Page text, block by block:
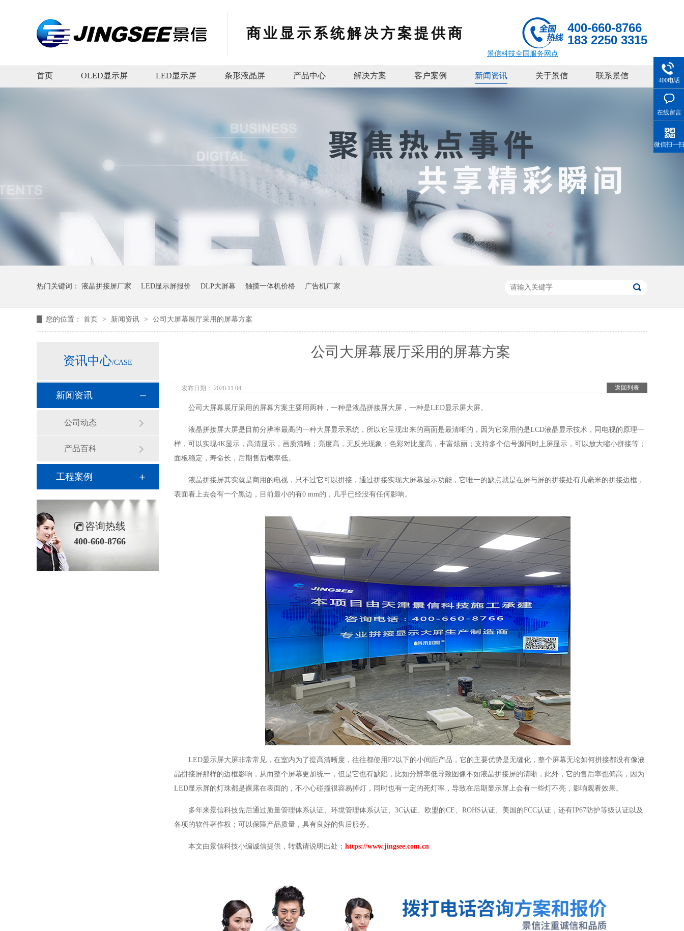
商业显示系统解决方案提供商
400-660-8766
183 2250 3315
景信科技全国服务网点
首页 OLED显示屏 LED显示屏 条形液晶屏 产品中心 解决方案 客户案例 新闻资讯 关于景信 联系景信
热门关键词： 液晶拼接屏厂家 LED显示屏报价 DLP大屏幕 触摸一体机价格 广告机厂家
您的位置： 首页 > 新闻资讯 > 公司大屏幕展厅采用的屏幕方案
公司大屏幕展厅采用的屏幕方案
返回列表
发布日期： 2020.11.04
公司大屏幕展厅采用的屏幕方案主要用两种，一种是液晶拼接屏大屏，一种是LED显示屏大屏。
液晶拼接屏大屏是目前分辨率最高的一种大屏显示系统，所以它呈现出来的画面是最清晰的，因为它采用的是LCD液晶显示技术，同电视的原理一
样，可以实现4K显示，高清显示，画质清晰；亮度高，无反光现象；色彩对比度高，丰富炫丽；支持多个信号源同时上屏显示，可以放大缩小拼接等；
面板稳定，寿命长，后期售后概率低。
液晶拼接屏其实就是商用的电视，只不过它可以拼接，通过拼接实现大屏幕显示功能，它唯一的缺点就是在屏与屏的拼接处有几毫米的拼接边框，
表面看上去会有一个黑边，目前最小的有0 mm的，几乎已经没有任何影响。
LED显示屏大屏非常常见，在室内为了提高清晰度，往往都使用P2以下的小间距产品，它的主要优势是无缝化，整个屏幕无论如何拼接都没有像液
晶拼接屏那样的边框影响，从而整个屏幕更加统一，但是它也有缺陷，比如分辨率低导致图像不如液晶拼接屏的清晰，此外，它的售后率也偏高，因为
LED显示屏的灯珠都是裸露在表面的，不小心碰撞很容易掉灯，同时也有一定的死灯率，导致在后期显示屏上会有一些灯不亮，影响观看效果。
多年来景信科技先后通过质量管理体系认证、环境管理体系认证、 3C认证、欧盟的CE、 ROHS认证、美国的FCC认证，还有IP67防护等级认证以及
各项的软件著作权；可以保障产品质量，具有良好的售后服务。
本文由景信科技小编诚信提供，转载请说明出处： https://www.jingsee.com.cn
资讯中心/CASE
新闻资讯
公司动态
产品百科
工程案例
咨询热线
400-660-8766
400电话
在线留言
微信扫一扫